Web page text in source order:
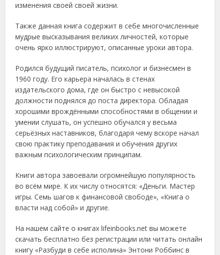
изменения своей своей жизни.
Также данная книга содержит в себе многочисленные
мудрые высказывания великих личностей, которые
очень ярко иллюстрируют, описанные уроки автора.
Родился будущий писатель, психолог и бизнесмен в
1960 году. Его карьера началась в стенах
издательского дома, где он быстро с невысокой
должности поднялся до поста директора. Обладая
хорошими врождёнными способностями в общении и
умении слушать, он успешно обучался у весьма
серьёзных наставников, благодаря чему вскоре начал
свою практику преподавания и обучения других
важным психологическим принципам.
Книги автора завоевали огромнейшую популярность
во всём мире. К их числу относятся: «Деньги. Мастер
игры. Семь шагов к финансовой свободе», «Книга о
власти над собой» и другие.
На нашем сайте о книгах lifeinbooks.net вы можете
скачать бесплатно без регистрации или читать онлайн
книгу «Разбуди в себе исполина» Энтони Роббинс в